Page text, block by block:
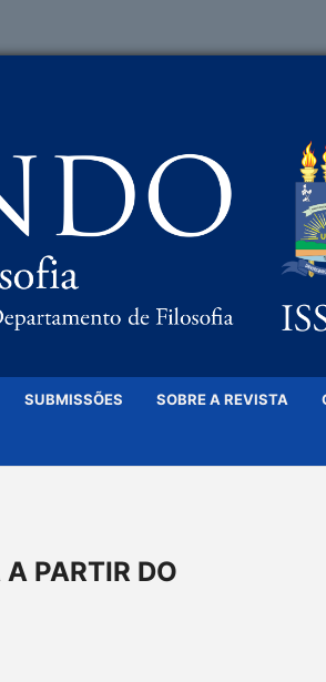
SUBMISSÕES SOBRE A REVISTA
PARTIR DO